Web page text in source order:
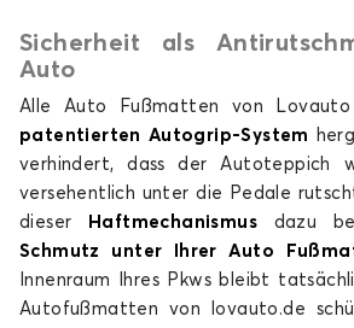
Fußmatten für
Sicherheit als
Auto
Alle Auto Fußmatten von
patentierten Autogrip-System
verhindert, dass der Autoteppich
versehentlich unter die Pedale
dieser
Haftmechanismus dazu
Schmutz unter Ihrer Auto
Innenraum Ihres Pkws bleibt
Autofußmatten von lovauto.de